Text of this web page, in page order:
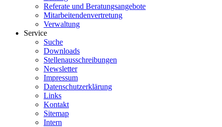
Referate und Beratungsangebote
Mitarbeitendenvertretung
Verwaltung
Service
Suche
Downloads
Stellenausschreibungen
Newsletter
Impressum
Datenschutzerklärung
Links
Kontakt
Sitemap
Intern